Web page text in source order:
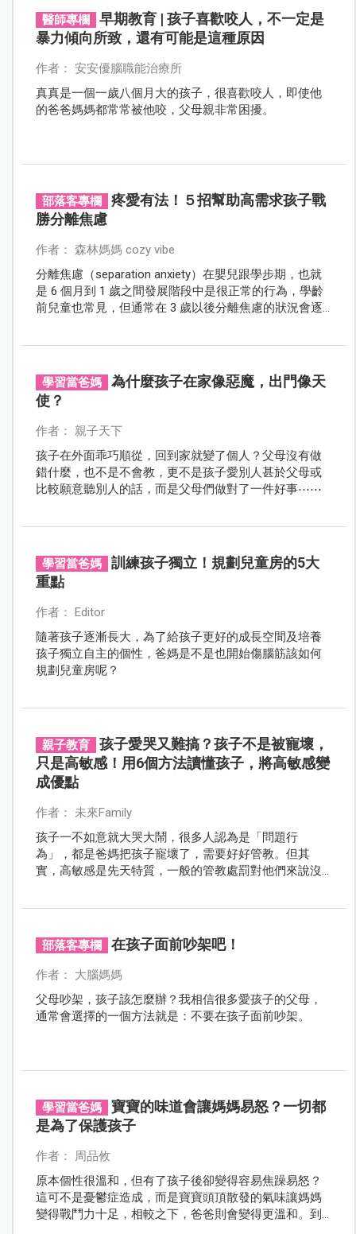
醫師專欄
早期教育 | 孩子喜歡咬人，不一定是
暴力傾向所致，還有可能是這種原因
作者： 安安優腦職能治療所
真真是一個一歲八個月大的孩子，很喜歡咬人，即使他
的爸爸媽媽都常常被他咬，父母親非常困擾。
部落客專欄
疼愛有法！５招幫助高需求孩子戰
勝分離焦慮
作者： 森林媽媽 cozy vibe
分離焦慮（separation anxiety）在嬰兒跟學步期，也就
是 6 個月到 1 歲之間發展階段中是很正常的行為，學齡
前兒童也常見，但通常在 3 歲以後分離焦慮的狀況會逐
年或成人。
學習當爸媽
為什麼孩子在家像惡魔，出門像天
使？
作者： 親子天下
孩子在外面乖巧順從，回到家就變了個人？父母沒有做
錯什麼，也不是不會教，更不是孩子愛別人甚於父母或
比較願意聽別人的話，而是父母們做對了一件好事⋯⋯
學習當爸媽
訓練孩子獨立！規劃兒童房的5大
重點
作者： Editor
隨著孩子逐漸長大，為了給孩子更好的成長空間及培養
孩子獨立自主的個性，爸媽是不是也開始傷腦筋該如何
規劃兒童房呢？
親子教育
孩子愛哭又難搞？孩子不是被寵壞，
只是高敏感！用6個方法讀懂孩子，將高敏感變
成優點
作者： 未來Family
孩子一不如意就大哭大鬧，很多人認為是「問題行
為」，都是爸媽把孩子寵壞了，需要好好管教。但其
實，高敏感是先天特質，一般的管教處罰對他們來說沒
部落客專欄 在孩子面前吵架吧！
作者： 大腦媽媽
父母吵架，孩子該怎麼辦？我相信很多愛孩子的父母，
通常會選擇的一個方法就是：不要在孩子面前吵架。
學習當爸媽
寶寶的味道會讓媽媽易怒？一切都
是為了保護孩子
作者： 周品攸
原本個性很溫和，但有了孩子後卻變得容易焦躁易怒？
這可不是憂鬱症造成，而是寶寶頭頂散發的氣味讓媽媽
變得戰鬥力十足，相較之下，爸爸則會變得更溫和。到